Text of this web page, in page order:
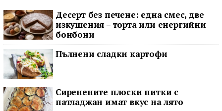
Десерт без печене: една смес, две
изкушения – торта или енергийни
бонбони
Пълнени сладки картофи
Сиренените плоски питки с
патладжан имат вкус на лято